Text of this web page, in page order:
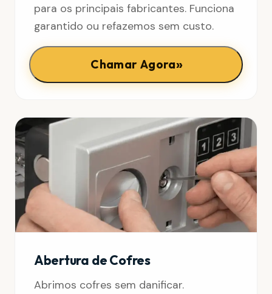
para os principais fabricantes. Funciona
garantido ou refazemos sem custo.
Chamar Agora»
Abertura de Cofres
Abrimos cofres sem danificar.